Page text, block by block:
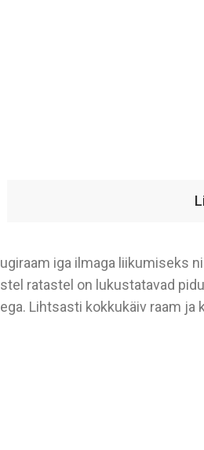
iga ilmaga liikumiseks
ratastel on lukustatavad
Lihtsasti kokkukäiv raam ja